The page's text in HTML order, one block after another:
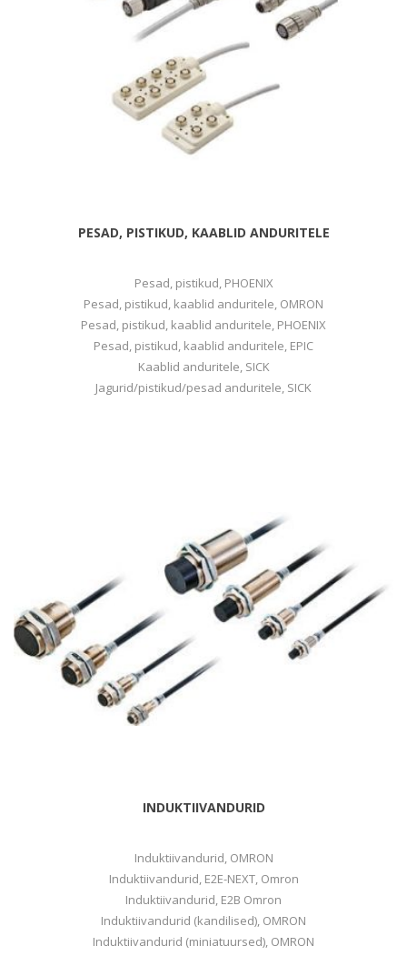
PESAD, PISTIKUD, KAABLID ANDURITELE
Pesad, pistikud, PHOENIX
Pesad, pistikud, kaablid anduritele, OMRON
Pesad, pistikud, kaablid anduritele, PHOENIX
Pesad, pistikud, kaablid anduritele, EPIC
Kaablid anduritele, SICK
Jagurid/pistikud/pesad anduritele, SICK
INDUKTIIVANDURID
Induktiivandurid, OMRON
Induktiivandurid, E2E-NEXT, Omron
Induktiivandurid, E2B Omron
Induktiivandurid (kandilised), OMRON
Induktiivandurid (miniatuursed), OMRON